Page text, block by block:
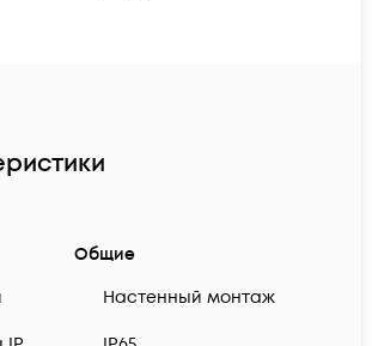
Общие
Настенный монтаж